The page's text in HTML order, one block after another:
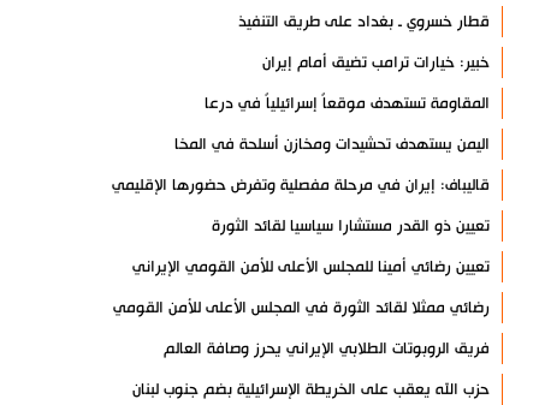
قطار خسروي ـ بغداد على طريق التنفيذ
خبير: خيارات ترامب تضيق أمام إيران
المقاومة تستهدف موقعاً إسرائيلياً في درعا
اليمن يستهدف تحشيدات ومخازن أسلحة في المخا
قاليباف: إيران في مرحلة مفصلية وتفرض حضورها الإقليمي
تعيين ذو القدر مستشارا سياسيا لقائد الثورة
تعيين رضائي أمينا للمجلس الأعلى للأمن القومي الإيراني
رضائي ممثلا لقائد الثورة في المجلس الأعلى للأمن القومي
فريق الروبوتات الطلابي الإيراني يحرز وصافة العالم
حزب الله يعقب على الخريطة الإسرائيلية بضم جنوب لبنان